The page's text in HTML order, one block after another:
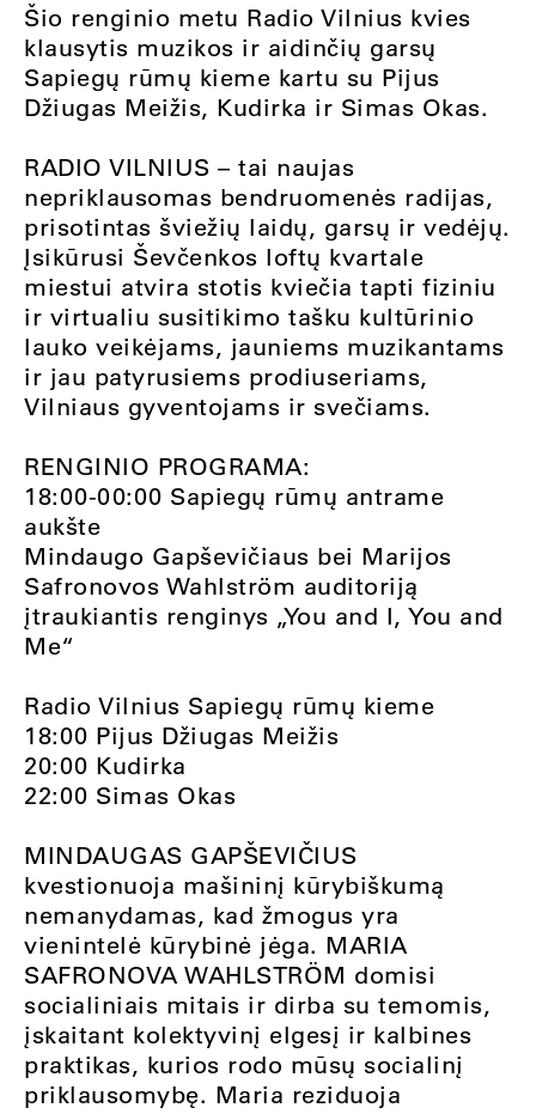
Šio renginio metu Radio Vilnius kvies
klausytis muzikos ir aidinčių garsų
Sapiegų rūmų kieme kartu su Pijus
Džiugas Meižis, Kudirka ir Simas Okas.
RADIO VILNIUS – tai naujas
nepriklausomas bendruomenės radijas,
prisotintas šviežių laidų, garsų ir vedėjų.
Įsikūrusi Ševčenkos loftų kvartale
miestui atvira stotis kviečia tapti fiziniu
ir virtualiu susitikimo tašku kultūrinio
lauko veikėjams, jauniems muzikantams
ir jau patyrusiems prodiuseriams,
Vilniaus gyventojams ir svečiams.
RENGINIO PROGRAMA:
18:00-00:00 Sapiegų rūmų antrame
aukšte
Mindaugo Gapševičiaus bei Marijos
Safronovos Wahlström auditoriją
įtraukiantis renginys „You and I, You and
Me“
Radio Vilnius Sapiegų rūmų kieme
18:00 Pijus Džiugas Meižis
20:00 Kudirka
22:00 Simas Okas
MINDAUGAS GAPŠEVIČIUS
kvestionuoja mašininį kūrybiškumą
nemanydamas, kad žmogus yra
vienintelė kūrybinė jėga. MARIA
SAFRONOVA WAHLSTRÖM domisi
socialiniais mitais ir dirba su temomis,
įskaitant kolektyvinį elgesį ir kalbines
praktikas, kurios rodo mūsų socialinį
priklausomybę. Maria reziduoja